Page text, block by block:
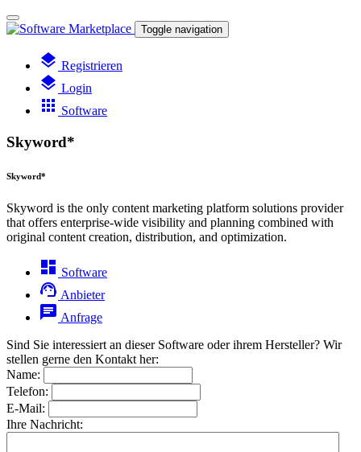
Toggle navigation
layers Registrieren
layers Login
apps Software
Skyword*
Skyword*
Skyword is the only content marketing platform solutions provider
that offers enterprise-wide visibility and planning combined with
original content creation, distribution, and optimization.
dashboard Software
support_agent Anbieter
chat Anfrage
Sind Sie interessiert an dieser Software oder ihrem Hersteller? Wir
stellen gerne den Kontakt her:
Name:
Telefon:
E-Mail:
Ihre Nachricht: